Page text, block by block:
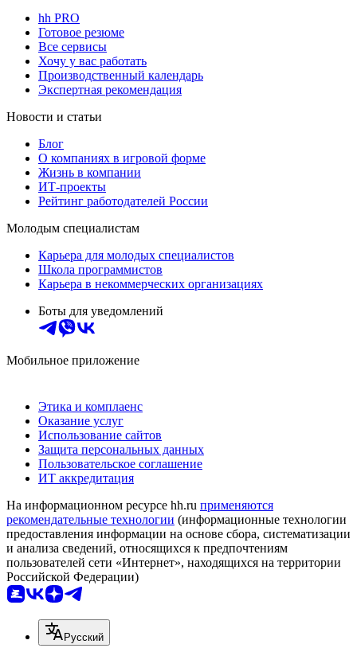
hh PRO
Готовое резюме
Все сервисы
Хочу у вас работать
Производственный календарь
Экспертная рекомендация
Новости и статьи
Блог
О компаниях в игровой форме
Жизнь в компании
ИТ-проекты
Рейтинг работодателей России
Молодым специалистам
Карьера для молодых специалистов
Школа программистов
Карьера в некоммерческих организациях
Боты для уведомлений
Мобильное приложение
Этика и комплаенс
Оказание услуг
Использование сайтов
Защита персональных данных
Пользовательское соглашение
ИТ аккредитация
На информационном ресурсе hh.ru применяются
рекомендательные технологии (информационные технологии
предоставления информации на основе сбора, систематизации
и анализа сведений, относящихся к предпочтениям
пользователей сети «Интернет», находящихся на территории
Российской Федерации)
Русский